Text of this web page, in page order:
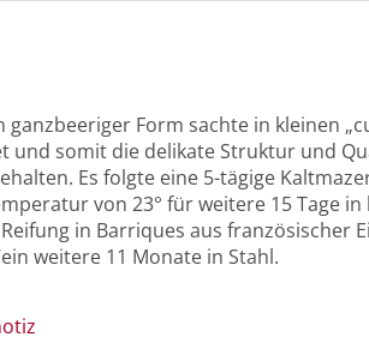
Form sachte in kleinen
und somit die delikate Struktur und
Es folgte eine 5-tägige
von 23° für weitere 15 Tage
in Barriques aus französischer
weitere 11 Monate in Stahl.